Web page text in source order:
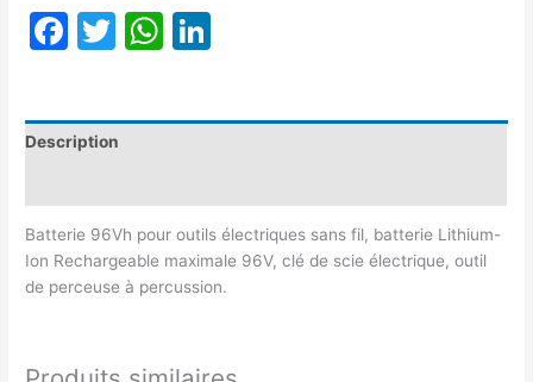
Facebook
TwitterWhatsApp
Description
Batterie 96Vh pour outils électriques sans fil, batterie Lithium-
Ion Rechargeable maximale 96V, clé de scie électrique, outil
de perceuse à percussion.